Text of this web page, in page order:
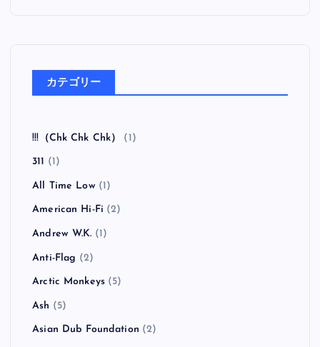
カテゴリー
!!!（Chk Chk Chk） (1)
311 (1)
All Time Low(1)
American Hi-Fi (2)
Andrew W.K. (1)
Anti-Flag (2)
Arctic Monkeys (5)
Ash (5)
Asian Dub Foundation (2)